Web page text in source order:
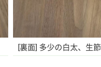
[裏面] 多少の白太、生節